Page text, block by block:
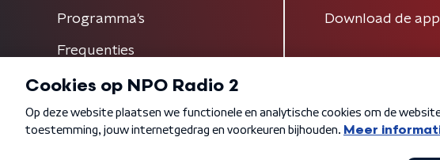
Programma's
Frequenties
Download de app
Algemene voorwaarden Privacybeleid